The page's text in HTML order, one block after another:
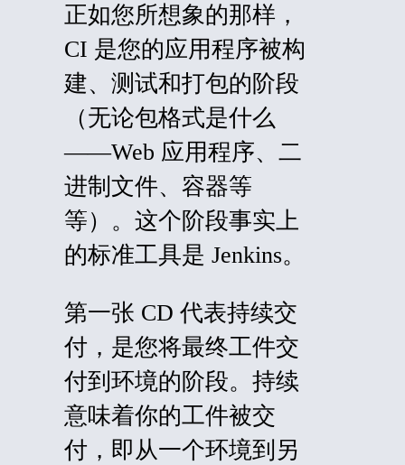
正如您所想象的那样，
CI 是您的应用程序被构
建、测试和打包的阶段
（无论包格式是什么
——Web 应用程序、二
进制文件、容器等
等）。这个阶段事实上
的标准工具是 Jenkins。
第一张 CD 代表持续交
付，是您将最终工件交
付到环境的阶段。持续
意味着你的工件被交
付，即从一个环境到另